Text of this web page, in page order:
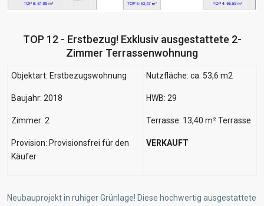
TOP 12 - Erstbezug! Exklusiv ausgestattete 2-
Zimmer Terrassenwohnung
Objektart: Erstbezugswohnung
Baujahr: 2018
Zimmer: 2
Provision: Provisionsfrei für den
Käufer
Nutzfläche: ca. 53,6 m2
HWB: 29
Terrasse: 13,40 m² Terrasse
VERKAUFT
Neubauprojekt in ruhiger Grünlage! Diese hochwertig ausgestattete